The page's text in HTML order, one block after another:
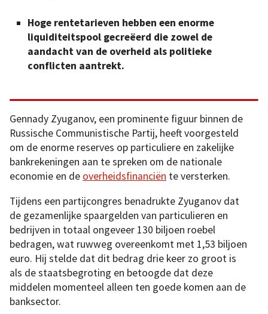
Hoge rentetarieven hebben een enorme
liquiditeitspool gecreëerd die zowel de
aandacht van de overheid als politieke
conflicten aantrekt.
Gennady Zyuganov, een prominente figuur binnen de
Russische Communistische Partij, heeft voorgesteld
om de enorme reserves op particuliere en zakelijke
bankrekeningen aan te spreken om de nationale
economie en de overheidsfinanciën te versterken.
Tijdens een partijcongres benadrukte Zyuganov dat
de gezamenlijke spaargelden van particulieren en
bedrijven in totaal ongeveer 130 biljoen roebel
bedragen, wat ruwweg overeenkomt met 1,53 biljoen
euro. Hij stelde dat dit bedrag drie keer zo groot is
als de staatsbegroting en betoogde dat deze
middelen momenteel alleen ten goede komen aan de
banksector.